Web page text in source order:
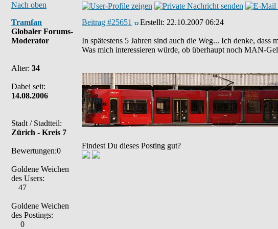
Nach oben
Tramfan
Globaler Forums-
Moderator
Alter: 34
Dabei seit:
14.08.2006
Stadt / Stadtteil:
Zürich - Kreis 7
Bewertungen:0
Goldene Weichen
des Users:
47
Goldene Weichen
des Postings:
0
Beitrag #25651 Erstellt: 22.10.2007 06:24
In spätestens 5 Jahren sind auch die Weg... Ich denke,
Was mich interessieren würde, ob überhaupt noch MAN-
Findest Du dieses Posting gut?